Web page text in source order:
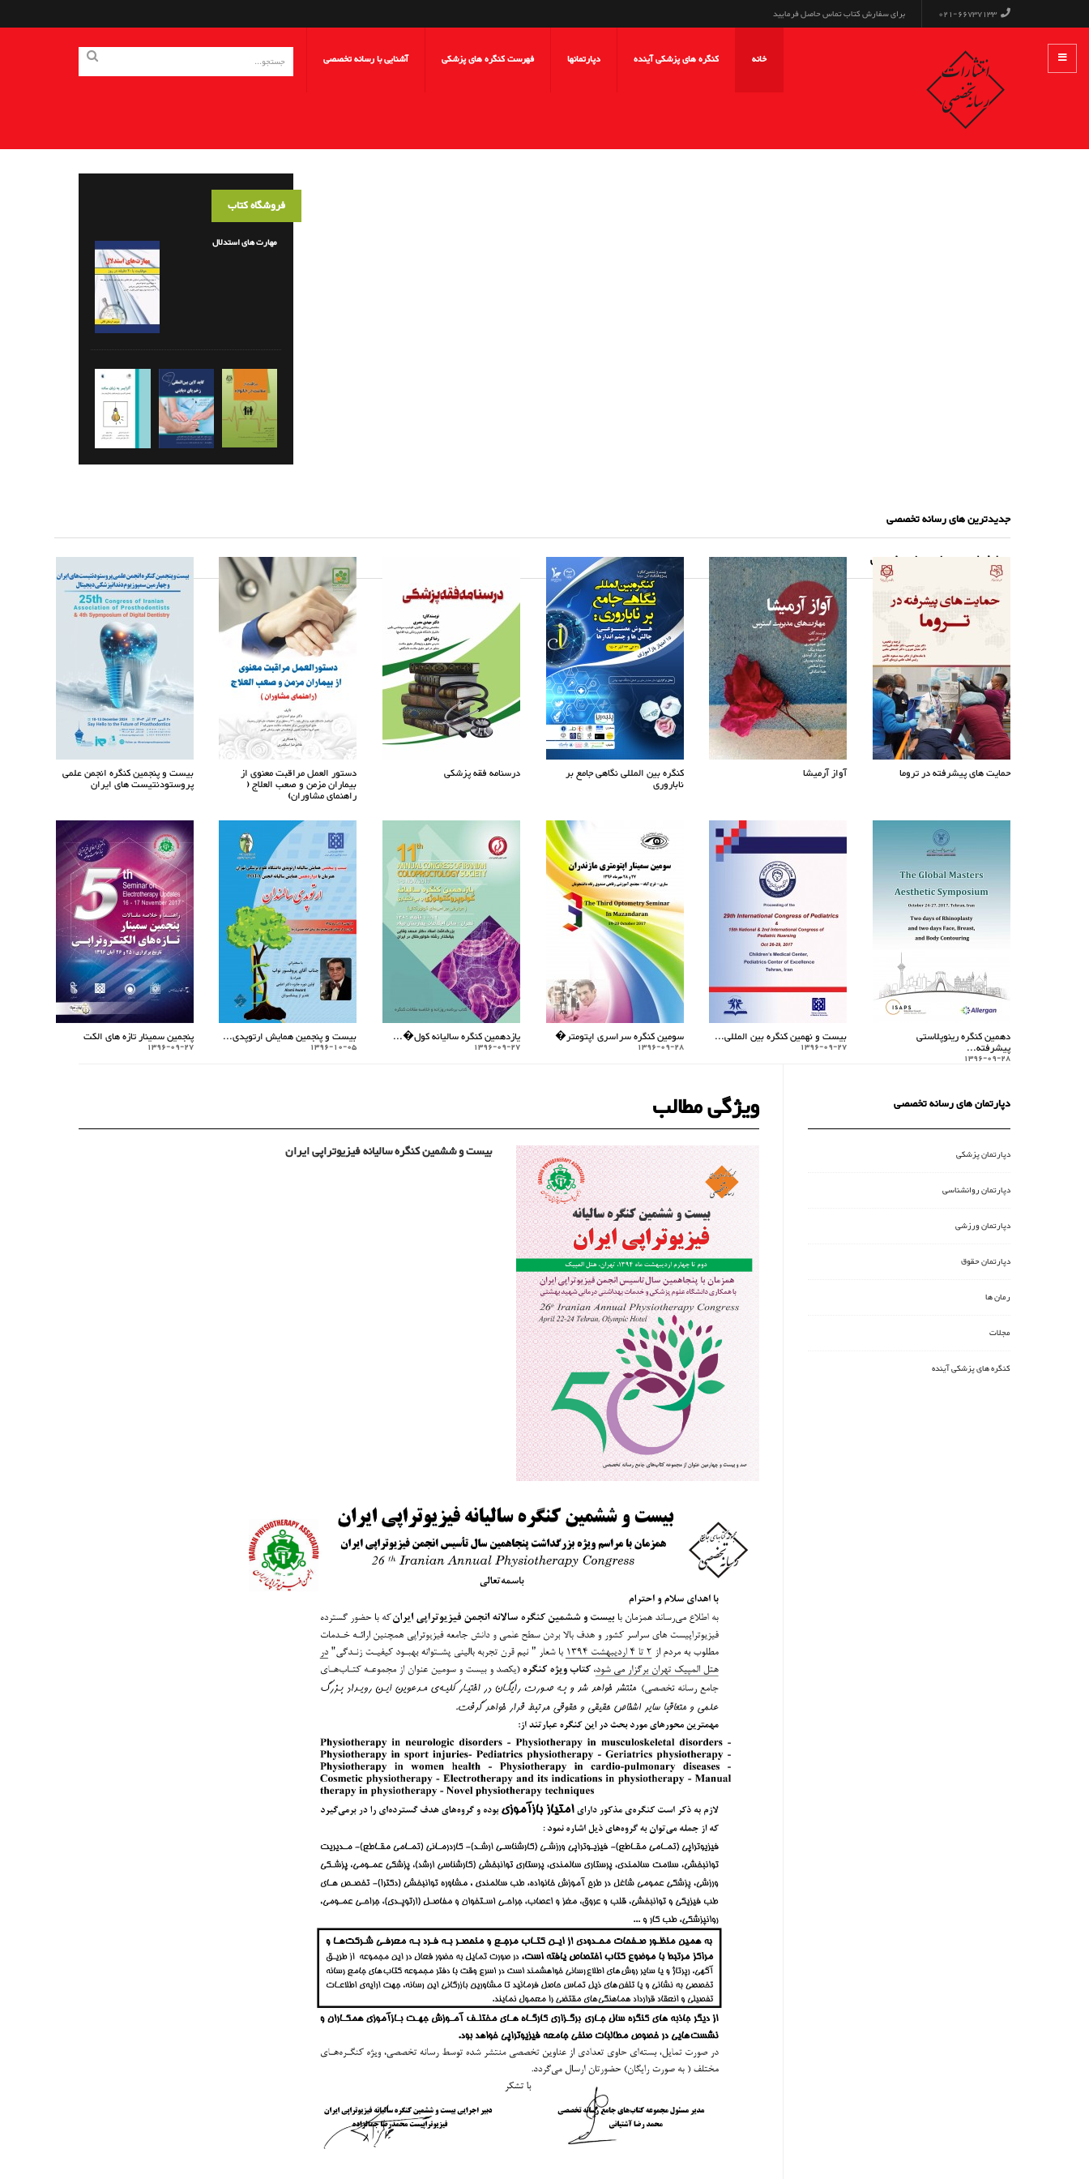
021-66737133 برای سفارش کتاب تماس حاصل فرمایید
خانه کنگره های پزشکی آینده دپارتمانها فهرست کنگره های پزشکی آشنایی با رسانه تخصصی
فروشگاه کتاب
مهارت های استدلال
جدیدترین های رسانه تخصصی
پرطرفدارترین های رسانه تخصصی
حمایت های پیشرفته در تروما آواز آرمیشا کنگره بین المللی نگاهی جامع بر
ناباروری
درسنامه فقه پزشکی دستور العمل مراقبت معنوی از
بیماران مزمن و صعب العلاج (
راهنمای مشاوران)
بیست و پنجمین کنگره انجمن علمی
پروستودنتیست های ایران
دهمین کنگره رینوپلاستی
پیشرفته...
1396-09-28
بیست و نهمین کنگره بین المللی...
1396-09-27
سومین کنگره سراسری اپتومتر�
1396-09-28
یازدهمین کنگره سالیانه کول�...
1396-09-27
بیست و پنجمین همایش ارتوپدی...
1396-10-05
پنجمین سمینار تازه های الکت
1396-09-27
ویژگی مطالب
بیست و ششمین کنگره سالیانه فیزیوتراپی ایران
دپارتمان های رسانه تخصصی
دپارتمان پزشکی
دپارتمان روانشناسی
دپارتمان ورزشی
دپارتمان حقوق
رمان ها
مجلات
کنگره های پزشکی آینده